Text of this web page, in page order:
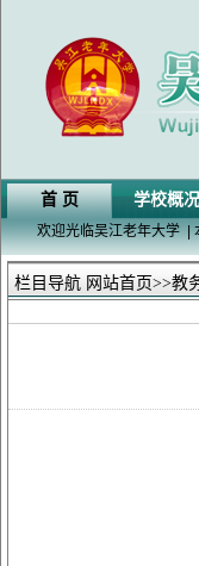
首 页 学校概况
欢迎光临吴江老年大学|
栏目导航 网站首页>>教